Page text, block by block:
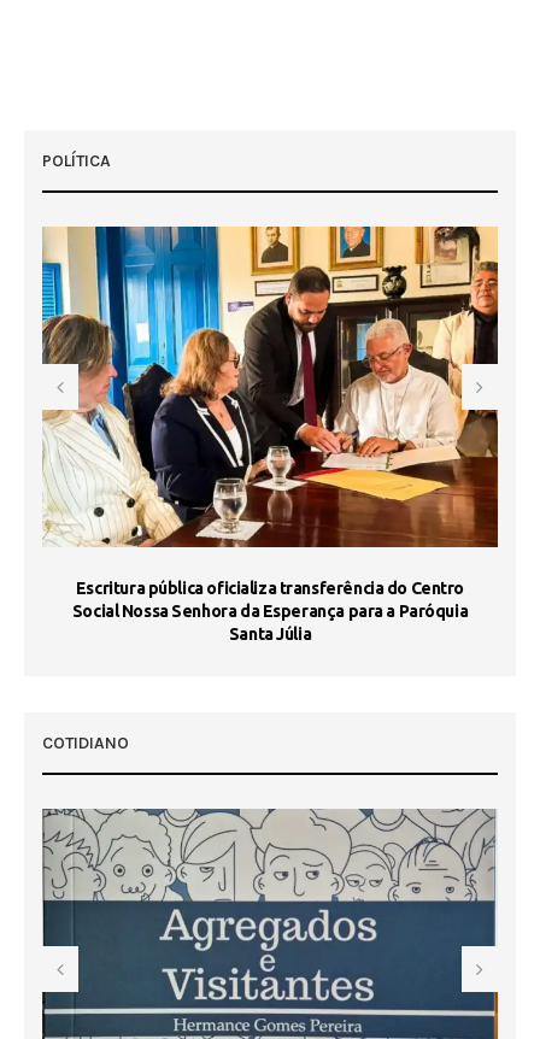
POLÍTICA
Escritura pública oficializa transferência do Centro
Social Nossa Senhora da Esperança para a Paróquia
Santa Júlia
COTIDIANO